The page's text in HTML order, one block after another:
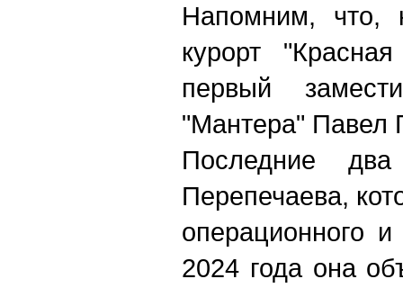
Напомним, что,
курорт
первый
"Мантера" Павел
Последние
Перепечаева,
операционного
2024 года она